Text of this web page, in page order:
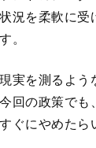
たけど、今
序章として、
決定）。